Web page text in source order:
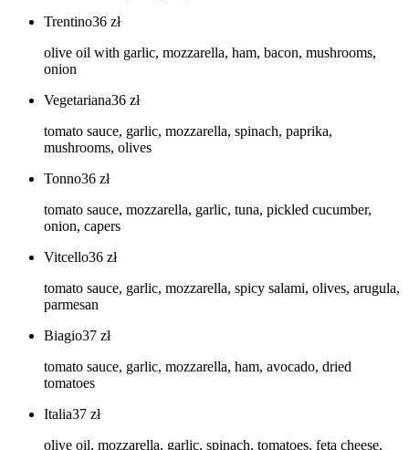
Trentino36 zł
olive oil with garlic, mozzarella, ham, bacon, mushrooms,
onion
Vegetariana36 zł
tomato sauce, garlic, mozzarella, spinach, paprika,
mushrooms, olives
Tonno36 zł
tomato sauce, mozzarella, garlic, tuna, pickled cucumber,
onion, capers
Vitcello36 zł
tomato sauce, garlic, mozzarella, spicy salami, olives, arugula,
parmesan
Biagio37 zł
tomato sauce, garlic, mozzarella, ham, avocado, dried
tomatoes
Italia37 zł
olive oil, mozzarella, garlic, spinach, tomatoes, feta cheese,